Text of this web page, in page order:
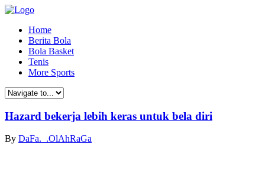
Home
Berita Bola
Bola Basket
Tenis
More Sports
Hazard bekerja lebih keras untuk bela diri
By DaFa._.OlAhRaGa